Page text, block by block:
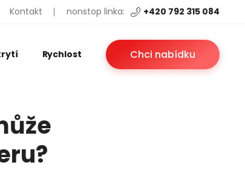
Kontakt nonstop linka: +420 792 315 084
Rychlost Chci nabídku